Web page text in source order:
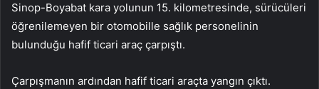
Sinop-Boyabat kara yolunun 15. kilometresinde, sürücüleri
öğrenilemeyen bir otomobille sağlık personelinin
bulunduğu hafif ticari araç çarpıştı.
Çarpışmanın ardından hafif ticari araçta yangın çıktı.